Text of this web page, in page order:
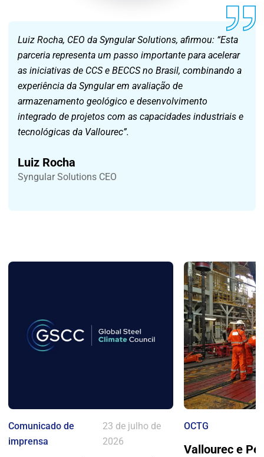
Luiz Rocha, CEO da Syngular Solutions, afirmou: “Esta
parceria representa um passo importante para acelerar
as iniciativas de CCS e BECCS no Brasil, combinando a
experiência da Syngular em avaliação de
armazenamento geológico e desenvolvimento
integrado de projetos com as capacidades industriais e
tecnológicas da Vallourec”.
Luiz Rocha
Syngular Solutions CEO
Comunicado de
imprensa
23 de julho de
2026
OCTG
Vallourec e